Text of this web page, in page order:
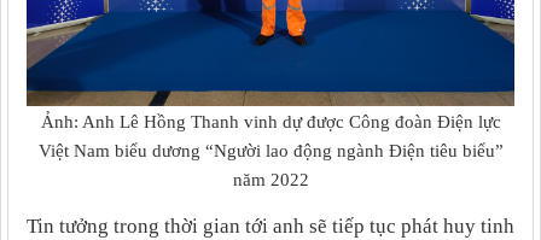
Ảnh: Anh Lê Hồng Thanh vinh dự được Công đoàn Điện lực
Việt Nam biểu dương “Người lao động ngành Điện tiêu biểu”
năm 2022
Tin tưởng trong thời gian tới anh sẽ tiếp tục phát huy tinh